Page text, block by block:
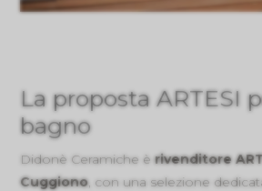
La proposta ARTESI
bagno
Didonè Ceramiche èrivenditore
Cuggiono, con una selezione